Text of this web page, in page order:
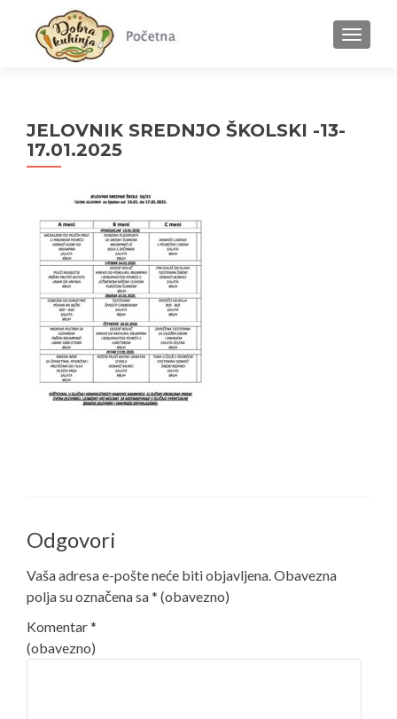
MENU
JELOVNIK SREDNJO ŠKOLSKI -13-
17.01.2025
Odgovori
Vaša adresa e-pošte neće biti objavljena.Obavezna
polja su označena sa* (obavezno)
Komentar*
(obavezno)